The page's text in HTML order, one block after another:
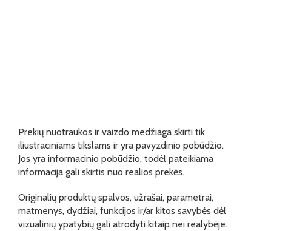
Prekių nuotraukos ir vaizdo medžiaga skirti tik
iliustraciniams tikslams ir yra pavyzdinio pobūdžio.
Jos yra informacinio pobūdžio, todėl pateikiama
informacija gali skirtis nuo realios prekės.
Originalių produktų spalvos, užrašai, parametrai,
matmenys, dydžiai, funkcijos ir/ar kitos savybės dėl
vizualinių ypatybių gali atrodyti kitaip nei realybėje.